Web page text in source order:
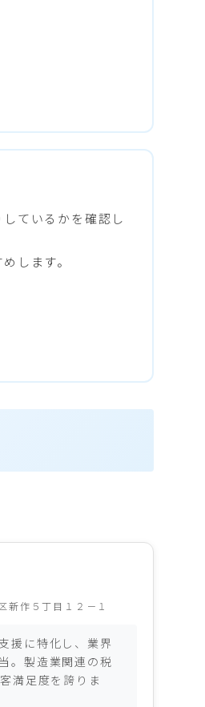
ているかを確認し
します。
新作５丁目１２－１
援に特化し、業界
。製造業関連の税
満足度を誇りま